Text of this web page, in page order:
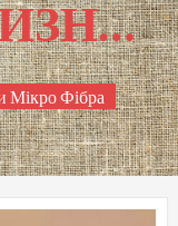
НИЖНЯ БІЛИЗНА ГУРТОМ
Фібра